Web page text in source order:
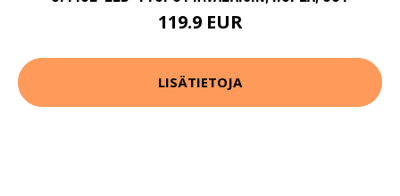
119.9 EUR
LISÄTIETOJA